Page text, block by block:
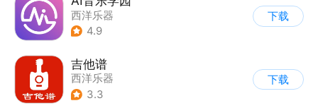
西洋乐器
4.9
下载
吉他谱
西洋乐器
3.3
下载